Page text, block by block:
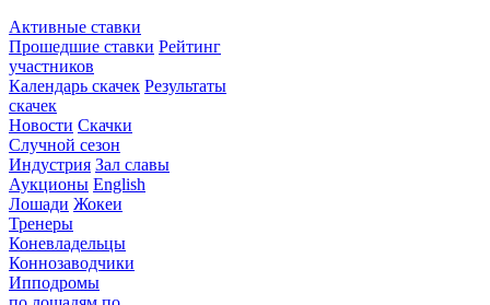
Активные ставки
Прошедшие ставки Рейтинг
участников
Календарь скачек Результаты
скачек
Новости Скачки
Случной сезон
Индустрия Зал славы
Аукционы English
Лошади Жокеи
Тренеры
Коневладельцы
Коннозаводчики
Ипподромы